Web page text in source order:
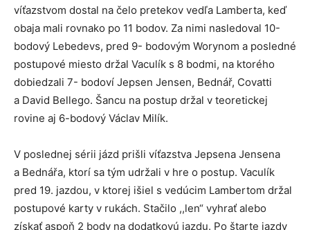
víťazstvom dostal na čelo pretekov vedľa Lamberta, keď
obaja mali rovnako po 11 bodov. Za nimi nasledoval 10-
bodový Lebedevs, pred 9- bodovým Worynom a posledné
postupové miesto držal Vaculík s 8 bodmi, na ktorého
dobiedzali 7- bodoví Jepsen Jensen, Bednář, Covatti
a David Bellego. Šancu na postup držal v teoretickej
rovine aj 6-bodový Václav Milík.
V poslednej sérii jázd prišli víťazstva Jepsena Jensena
a Bednářa, ktorí sa tým udržali v hre o postup. Vaculík
pred 19. jazdou, v ktorej išiel s vedúcim Lambertom držal
postupové karty v rukách. Stačilo ,,len“ vyhrať alebo
získať aspoň 2 body na dodatkovú jazdu. Po štarte jazdy